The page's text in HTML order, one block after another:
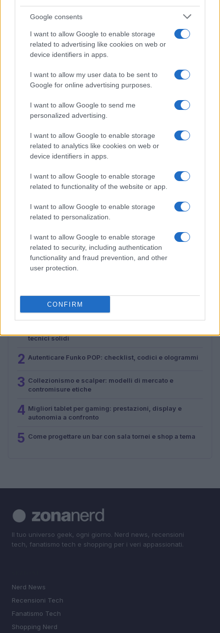
Google consents
I want to allow Google to enable storage
related to advertising like cookies on web or
device identifiers in apps.
I want to allow my user data to be sent to
Google for online advertising purposes.
I want to allow Google to send me
personalized advertising.
I want to allow Google to enable storage
related to analytics like cookies on web or
device identifiers in apps.
I want to allow Google to enable storage
related to functionality of the website or app.
I want to allow Google to enable storage
related to personalization.
I want to allow Google to enable storage
related to security, including authentication
functionality and fraud prevention, and other
user protection.
CONFIRM
Autenticare Funko POP: checklist, codici e ologrammi
Andrea Conforti · 4 Ago 2026
SHOPPING NERD
Collezionismo e scalper: modelli di mercato e
contromisure etiche
Andrea Conforti · 3 Ago 2026
PIÙ LETTI
1
tecnici solidi
2 Autenticare Funko POP: checklist, codici e ologrammi
3 Collezionismo e scalper: modelli di mercato e
contromisure etiche
4 Migliori tablet per gaming: prestazioni, display e
autonomia a confronto
5 Come progettare un bar con sala tornei e shop a tema
Il tuo universo geek, ogni giorno. Nerd news, recensioni
tech, fanatismo tech e shopping per i veri appassionati.
Nerd News
Recensioni Tech
Fanatismo Tech
Shopping Nerd